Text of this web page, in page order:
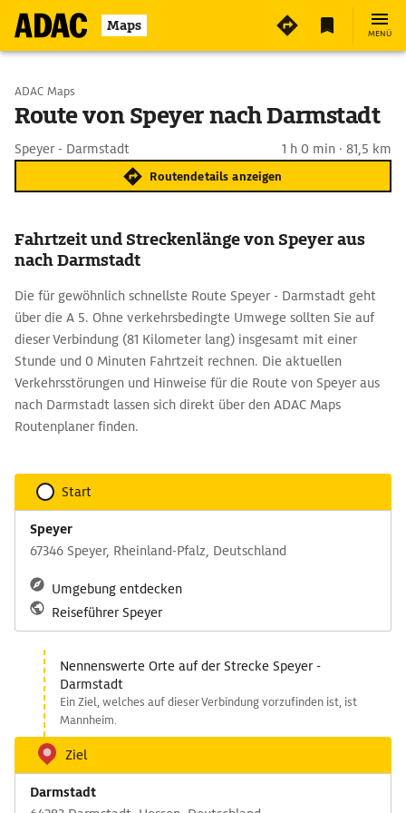
Maps MENÜ
Start wählen
ADAC Maps
Route von Speyer nach Darmstadt
Speyer - Darmstadt 1 h 0 min · 81,5 km
Routendetails anzeigen
Fahrtzeit und Streckenlänge von Speyer aus
nach Darmstadt
Die für gewöhnlich schnellste Route Speyer - Darmstadt geht
über die A 5. Ohne verkehrsbedingte Umwege sollten Sie auf
dieser Verbindung (81 Kilometer lang) insgesamt mit einer
Stunde und 0 Minuten Fahrtzeit rechnen. Die aktuellen
Verkehrsstörungen und Hinweise für die Route von Speyer aus
nach Darmstadt lassen sich direkt über den ADAC Maps
Routenplaner finden.
Start
Speyer
67346 Speyer, Rheinland-Pfalz, Deutschland
Umgebung entdecken
Reiseführer Speyer
Nennenswerte Orte auf der Strecke Speyer -
Darmstadt
Ein Ziel, welches auf dieser Verbindung vorzufinden ist, ist
Mannheim.
Ziel
Darmstadt